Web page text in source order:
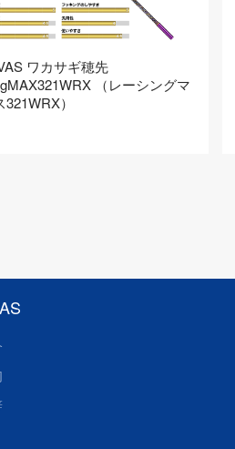
ワカサギ穂先
（レーシングマ
321WRX）